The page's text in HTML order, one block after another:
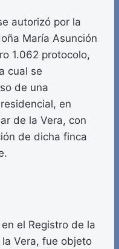
autorizó por la
María Asunción
1.062 protocolo,
cual se
de una
en
de la Vera, con
de dicha finca
el Registro de la
Vera, fue objeto